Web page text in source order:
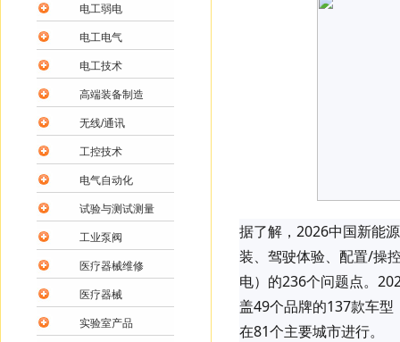
据了解，2026中国新能
装、驾驶体验、配置/操
电）的236个问题点。
盖49个品牌的137款车
在81个主要城市进行。
电工弱电
电工电气
电工技术
高端装备制造
无线/通讯
工控技术
电气自动化
试验与测试测量
工业泵阀
医疗器械维修
医疗器械
实验室产品